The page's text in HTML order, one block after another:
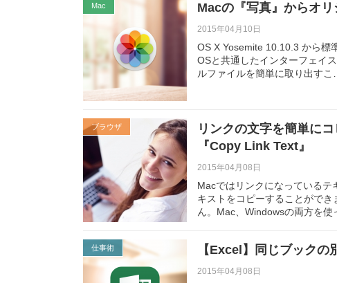
Mac Macの『写真』からオ
2015年04月10日
OS X Yosemite 10.10.3 から標
OSと共通したインターフェイ
ルファイルを簡単に取り出すこ…
ブラウザ
リンクの文字を簡単に
『Copy Link Text』
2015年04月08日
Macではリンクになっている
キストをコピーすることがで
ん。Mac、Windowsの両方を使
仕事術 【Excel】同じブック
2015年04月08日